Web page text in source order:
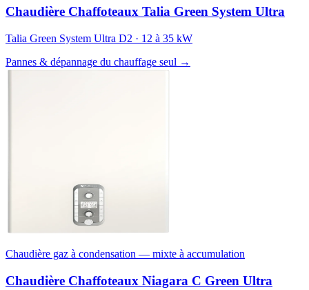
Chaudière Chaffoteaux Talia Green System Ultra
Talia Green System Ultra D2 · 12 à 35 kW
Pannes & dépannage du chauffage seul →
Chaudière gaz à condensation — mixte à accumulation
Chaudière Chaffoteaux Niagara C Green Ultra